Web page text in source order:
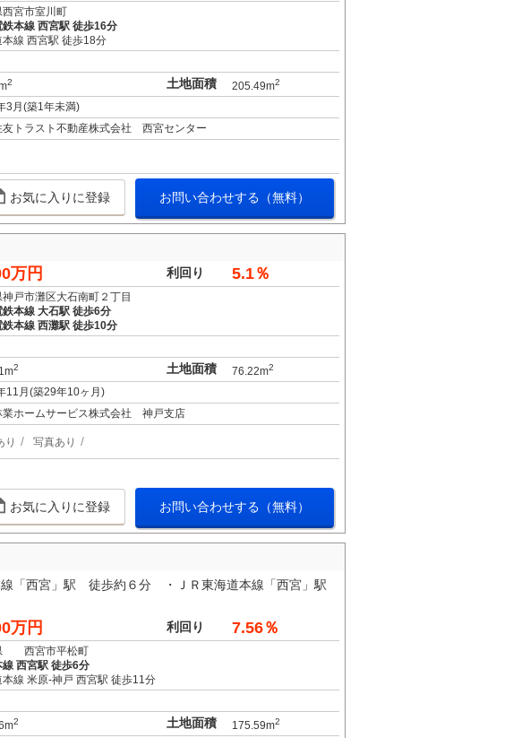
西宮市室川町
鉄本線 西宮駅 徒歩16分
本線 西宮駅 徒歩18分
2 土地面積 205.49m2
3月(築1年未満)
友トラスト不動産株式会社 西宮センター
お気に入りに登録 お問い合わせする（無料）
万円 利回り 5.1％
戸市灘区大石南町２丁目
鉄本線 大石駅 徒歩6分
鉄本線 西灘駅 徒歩10分
2 土地面積 76.22m2
11月(築29年10ヶ月)
業ホームサービス株式会社 神戸支店
り 写真あり
お気に入りに登録 お問い合わせする（無料）
「西宮」駅 徒歩約６分 ・ＪＲ東海道本線「西宮」駅
万円 利回り 7.56％
西宮市平松町
線 西宮駅 徒歩6分
本線 米原-神戸 西宮駅 徒歩11分
2 土地面積 175.59m2